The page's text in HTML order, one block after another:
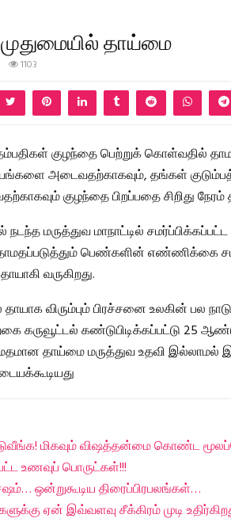
தாய்மை
1103
குழந்தை பெற்றுக் கொள்வதில்
அடைவதற்காகவும், தங்கள்
குழந்தை பிறப்பதை சிறிது
மருத்துவ மாநாட்டில்
தாமதப்படுத்தும் பெண்களின் எண்ணிக்கை
வருகிறது.
விரும்பும் பிரச்சனை உலகின் பல
கருவூட்டல் கண்டுபிடிக்கப்பட்டு 25
தாய்மை மருத்துவ உதவி
மிகவும் விஷத்தன்மை கொண்ட
உணவுப் பொருட்கள்!!!
ஒன்றுகூடிய திரைப்பிரபலங்கள்…
ஏன் இவ்வளவு சீக்கிரம் முடி